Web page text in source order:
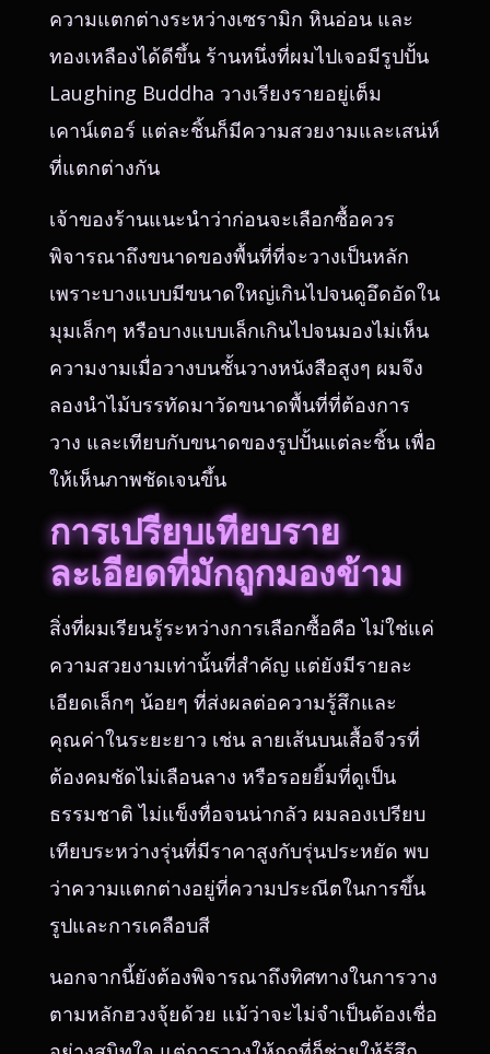
ความแตกต่างระหว่างเซรามิก หินอ่อน และ
ทองเหลืองได้ดีขึ้น ร้านหนึ่งที่ผมไปเจอมีรูปปั้น
Laughing Buddha วางเรียงรายอยู่เต็ม
เคาน์เตอร์ แต่ละชิ้นก็มีความสวยงามและเสน่ห์
ที่แตกต่างกัน
เจ้าของร้านแนะนำว่าก่อนจะเลือกซื้อควร
พิจารณาถึงขนาดของพื้นที่ที่จะวางเป็นหลัก
เพราะบางแบบมีขนาดใหญ่เกินไปจนดูอึดอัดใน
มุมเล็กๆ หรือบางแบบเล็กเกินไปจนมองไม่เห็น
ความงามเมื่อวางบนชั้นวางหนังสือสูงๆ ผมจึง
ลองนำไม้บรรทัดมาวัดขนาดพื้นที่ที่ต้องการ
วาง และเทียบกับขนาดของรูปปั้นแต่ละชิ้น เพื่อ
ให้เห็นภาพชัดเจนขึ้น
การเปรียบเทียบราย
ละเอียดที่มักถูกมองข้าม
สิ่งที่ผมเรียนรู้ระหว่างการเลือกซื้อคือ ไม่ใช่แค่
ความสวยงามเท่านั้นที่สำคัญ แต่ยังมีรายละ
เอียดเล็กๆ น้อยๆ ที่ส่งผลต่อความรู้สึกและ
คุณค่าในระยะยาว เช่น ลายเส้นบนเสื้อจีวรที่
ต้องคมชัดไม่เลือนลาง หรือรอยยิ้มที่ดูเป็น
ธรรมชาติ ไม่แข็งทื่อจนน่ากลัว ผมลองเปรียบ
เทียบระหว่างรุ่นที่มีราคาสูงกับรุ่นประหยัด พบ
ว่าความแตกต่างอยู่ที่ความประณีตในการขึ้น
รูปและการเคลือบสี
นอกจากนี้ยังต้องพิจารณาถึงทิศทางในการวาง
ตามหลักฮวงจุ้ยด้วย แม้ว่าจะไม่จำเป็นต้องเชื่อ